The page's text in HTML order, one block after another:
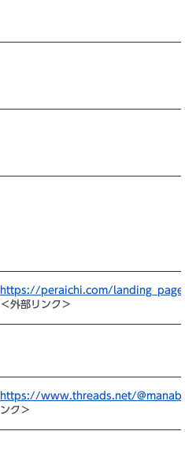
https://peraichi.com/
＜外部リンク＞
https://www.threads.net/
ンク＞